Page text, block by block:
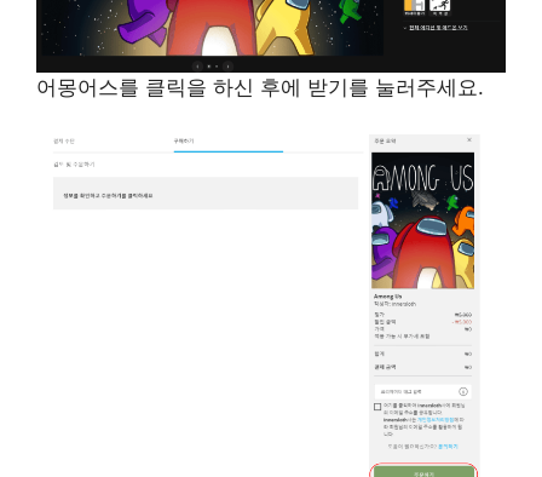
어몽어스를 클릭을 하신 후에 받기를 눌러주세요.